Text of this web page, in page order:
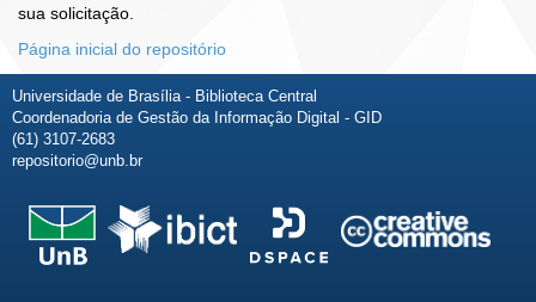
sua solicitação.
Página inicial do repositório
Universidade de Brasília - Biblioteca Central
Coordenadoria de Gestão da Informação Digital - GID
(61) 3107-2683
repositorio@unb.br